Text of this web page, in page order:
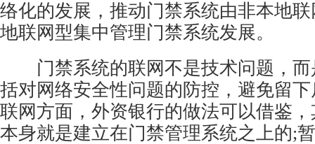
络化的发展，推动门禁系统由非本地
地联网型集中管理门禁系统发展。
门禁系统的联网不是技术问题，而
括对网络安全性问题的防控，避免留
联网方面，外资银行的做法可以借鉴
本身就是建立在门禁管理系统之上的;